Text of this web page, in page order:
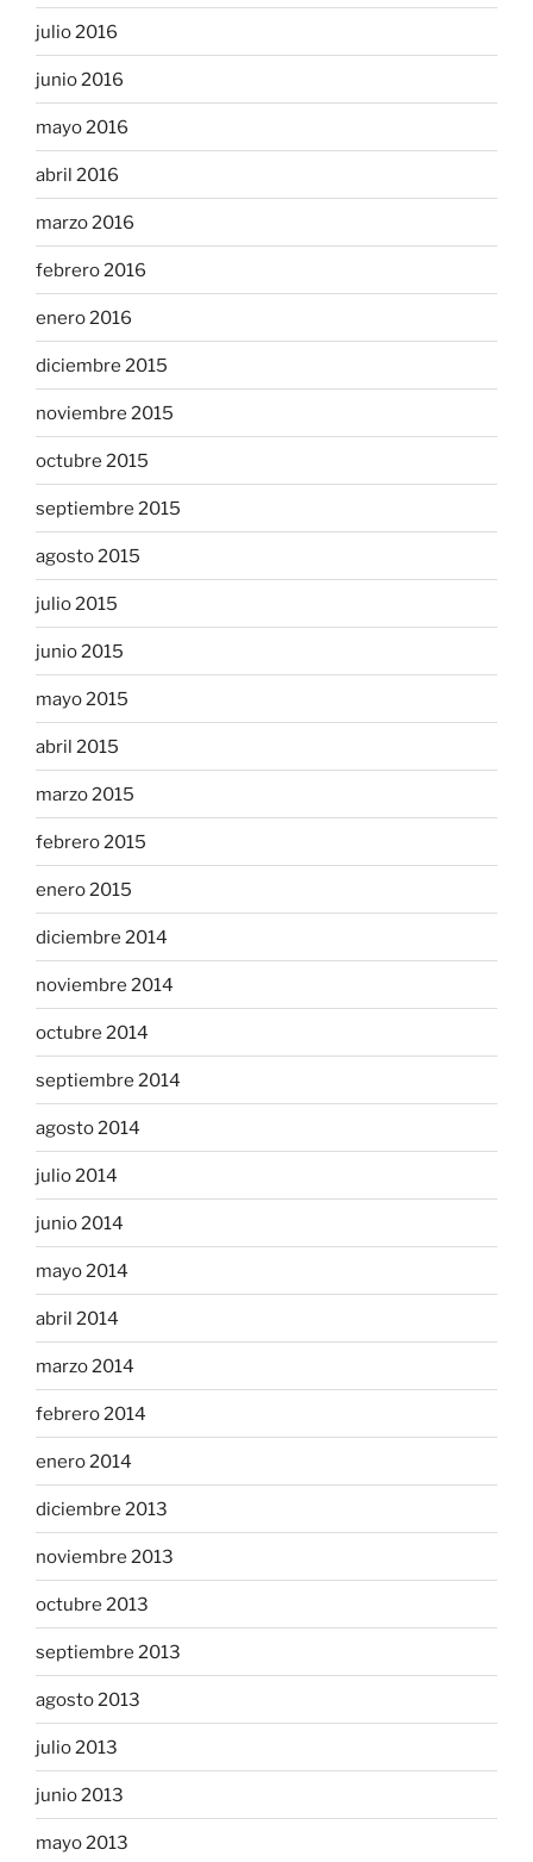
julio 2016
junio 2016
mayo 2016
abril 2016
marzo 2016
febrero 2016
enero 2016
diciembre 2015
noviembre 2015
octubre 2015
septiembre 2015
agosto 2015
julio 2015
junio 2015
mayo 2015
abril 2015
marzo 2015
febrero 2015
enero 2015
diciembre 2014
noviembre 2014
octubre 2014
septiembre 2014
agosto 2014
julio 2014
junio 2014
mayo 2014
abril 2014
marzo 2014
febrero 2014
enero 2014
diciembre 2013
noviembre 2013
octubre 2013
septiembre 2013
agosto 2013
julio 2013
junio 2013
mayo 2013